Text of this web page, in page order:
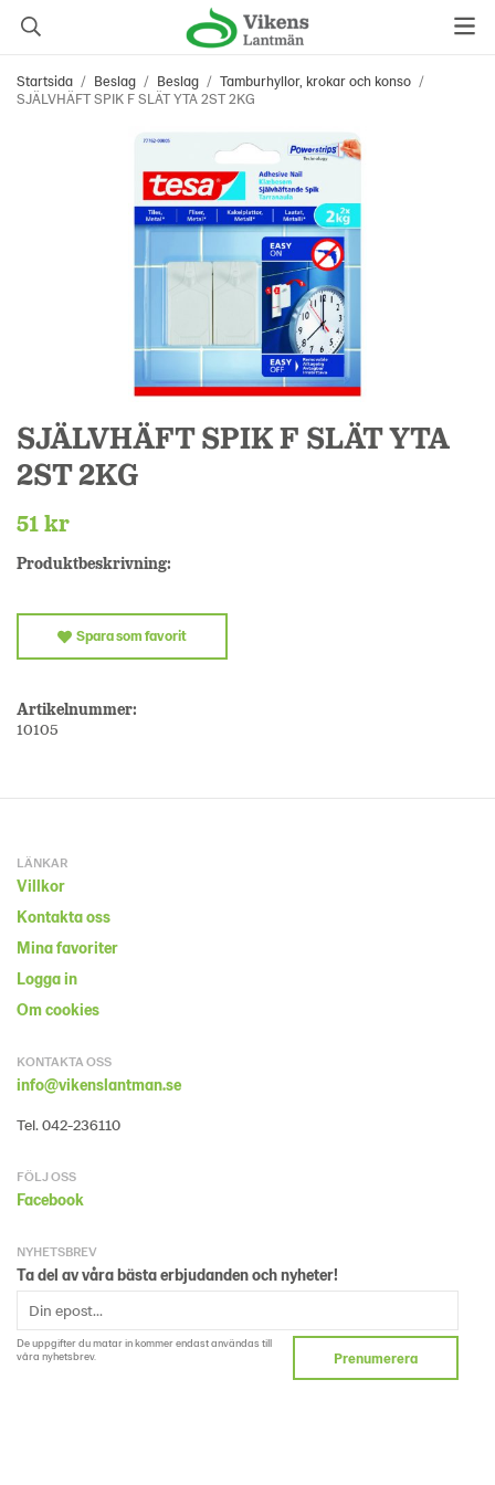
Startsida / Beslag / Beslag / Tamburhyllor, krokar och konso /
SJÄLVHÄFT SPIK F SLÄT YTA 2ST 2KG
SJÄLVHÄFT SPIK F SLÄT YTA
2ST 2KG
51 kr
Produktbeskrivning:
Spara som favorit
Artikelnummer:
10105
LÄNKAR
Villkor
Kontakta oss
Mina favoriter
Logga in
Om cookies
KONTAKTA OSS
info@vikenslantman.se
Tel. 042-236110
FÖLJ OSS
Facebook
NYHETSBREV
Ta del av våra bästa erbjudanden och nyheter!
De uppgifter du matar in kommer endast användas till
våra nyhetsbrev.
Prenumerera